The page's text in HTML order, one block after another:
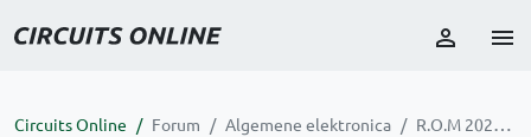
Circuits Online Forum Algemene elektronica R.O.M 2023 40e markt 'De Lichtmis'